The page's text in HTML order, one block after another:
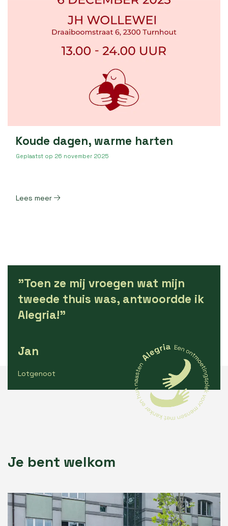
Koude dagen, warme harten
Geplaatst op 26 november 2025
Lees meer
"Toen ze mij vroegen wat mijn
tweede thuis was, antwoordde ik
Alegria!"
Jan
Lotgenoot
Je bent welkom